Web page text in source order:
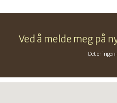
Ved å melde meg på
Det er